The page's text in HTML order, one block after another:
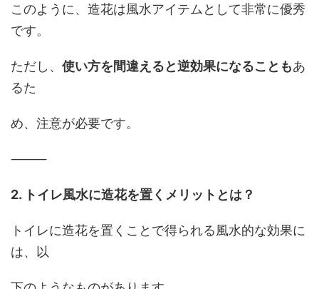
このように、造花は風水アイテムとして非常に優秀
です。
ただし、 使い方を間違えると逆効果になることもあ
るた
め、注意が必要です。
⸻
2. トイレ風水に造花を置くメリットとは？
トイレに造花を置くことで得られる風水的な効果に
は、以